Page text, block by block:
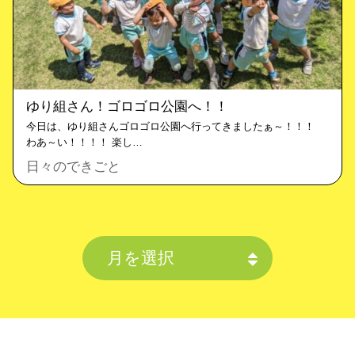
ゆり組さん！ゴロゴロ公園へ！！
今日は、ゆり組さんゴロゴロ公園へ行ってきましたぁ～！！！
わあ～い！！！！ 楽し…
日々のできごと